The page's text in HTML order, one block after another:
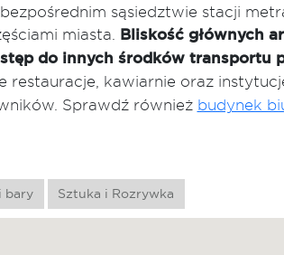
sąsiedztwie stacji
miasta. Bliskość głównych
do innych środków
restauracje, kawiarnie oraz
Sprawdź również budynek
bary Sztuka i Rozrywka